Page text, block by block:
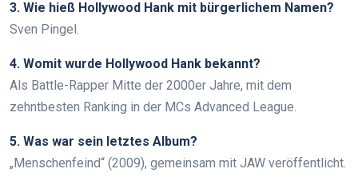
3. Wie hieß Hollywood Hank mit bürgerlichem Namen?
Sven Pingel.
4. Womit wurde Hollywood Hank bekannt?
Als Battle-Rapper Mitte der 2000er Jahre, mit dem
zehntbesten Ranking in der MCs Advanced League.
5. Was war sein letztes Album?
„Menschenfeind“ (2009), gemeinsam mit JAW veröffentlicht.